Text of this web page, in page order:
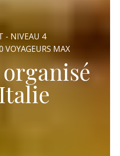
- NIVEAU 4
VOYAGEURS MAX